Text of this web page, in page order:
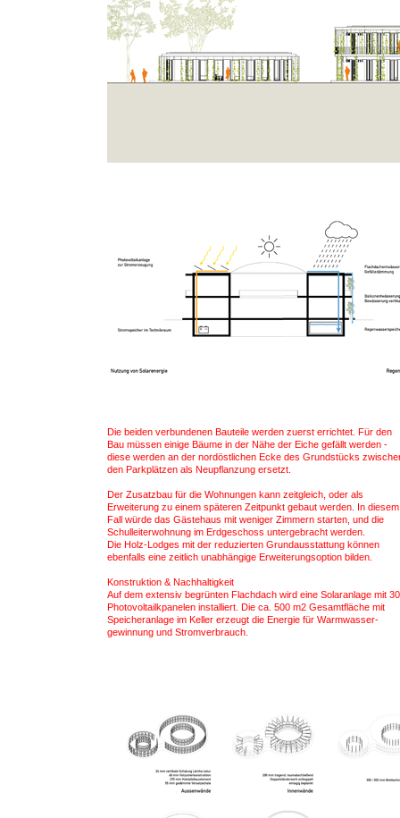
Die beiden verbundenen Bauteile werden zuerst errichtet. Für den
Bau müssen einige Bäume in der Nähe der Eiche gefällt werden -
diese werden an der nordöstlichen Ecke des Grundstücks
den Parkplätzen als Neupflanzung ersetzt.
Der Zusatzbau für die Wohnungen kann zeitgleich, oder als
Erweiterung zu einem späteren Zeitpunkt gebaut werden. In diesem
Fall würde das Gästehaus mit weniger Zimmern starten, und die
Schulleiterwohnung im Erdgeschoss untergebracht werden.
Die Holz-Lodges mit der reduzierten Grundausstattung können
ebenfalls eine zeitlich unabhängige Erweiterungsoption bilden.
Konstruktion & Nachhaltigkeit
Auf dem extensiv begrünten Flachdach wird eine Solaranlage mit
Photovoltailkpanelen installiert. Die ca. 500 m2 Gesamtfläche mit
Speicheranlage im Keller erzeugt die Energie für Warmwasser-
gewinnung und Stromverbrauch.